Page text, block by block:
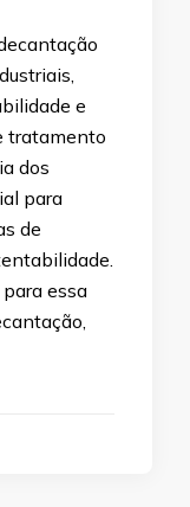
e
tratamento
dos
para
de
essa